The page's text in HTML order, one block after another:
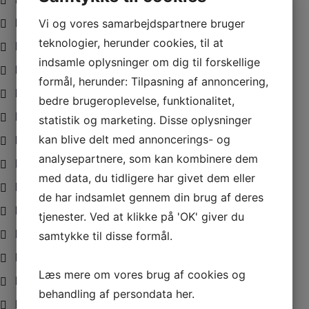
KABLER GEAR-GAS KABLER
KALECHEDELE
KARABINHAGER -FJEDERHAGER
KARDAN - UDSTØDNINGSBÆLG
KEMIKALIER
KIKKERTER
KOMFUR
KOP-FLASKEHOLDER
KÆLEDYR OM BORD
KØKKENUDSTYR OG SERVICE
Vi og vores samarbejdspartnere bruger
teknologier, herunder cookies, til at
indsamle oplysninger om dig til forskellige
formål, herunder: Tilpasning af annoncering,
bedre brugeroplevelse, funktionalitet,
statistik og marketing. Disse oplysninger
kan blive delt med annoncerings- og
analysepartnere, som kan kombinere dem
med data, du tidligere har givet dem eller
de har indsamlet gennem din brug af deres
tjenester. Ved at klikke på 'OK' giver du
samtykke til disse formål.
Læs mere om vores brug af cookies og
behandling af persondata her.